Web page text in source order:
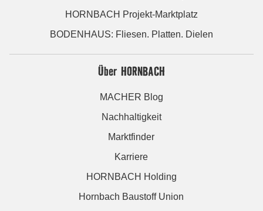
HORNBACH Projekt-Marktplatz
BODENHAUS: Fliesen. Platten. Dielen
Über HORNBACH
MACHER Blog
Nachhaltigkeit
Marktfinder
Karriere
HORNBACH Holding
Hornbach Baustoff Union